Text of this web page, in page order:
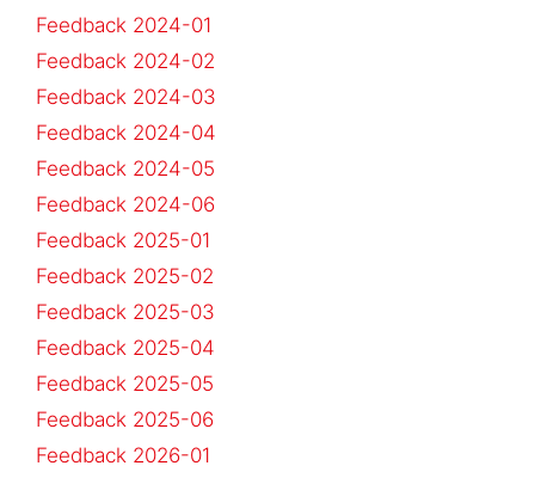
Feedback 2024-01
Feedback 2024-02
Feedback 2024-03
Feedback 2024-04
Feedback 2024-05
Feedback 2024-06
Feedback 2025-01
Feedback 2025-02
Feedback 2025-03
Feedback 2025-04
Feedback 2025-05
Feedback 2025-06
Feedback 2026-01